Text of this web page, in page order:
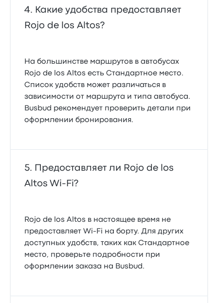
Какие удобства предоставляет
Rojo de los Altos?
На большинстве маршрутов в автобусах
Rojo de los Altos есть Стандартное место.
Список удобств может различаться в
зависимости от маршрута и типа автобуса.
Busbud рекомендует проверить детали при
оформлении бронирования.
Предоставляет ли Rojo de los
Altos Wi‑Fi?
Rojo de los Altos в настоящее время не
предоставляет Wi‑Fi на борту. Для других
доступных удобств, таких как Стандартное
место, проверьте подробности при
оформлении заказа на Busbud.